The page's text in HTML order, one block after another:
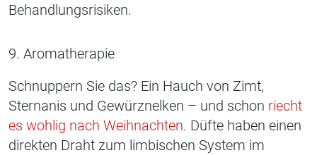
Behandlungsrisiken.
9. Aromatherapie
Schnuppern Sie das? Ein Hauch von Zimt,
Sternanis und Gewürznelken – und schon riecht
es wohlig nach Weihnachten. Düfte haben einen
direkten Draht zum limbischen System im